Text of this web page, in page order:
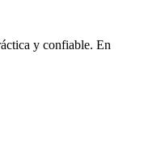
y confiable. En